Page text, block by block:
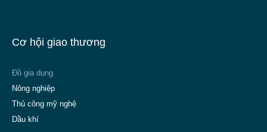
Cơ hội giao thương
Đồ gia dụng
Nông nghiệp
Thủ công mỹ nghệ
Dầu khí